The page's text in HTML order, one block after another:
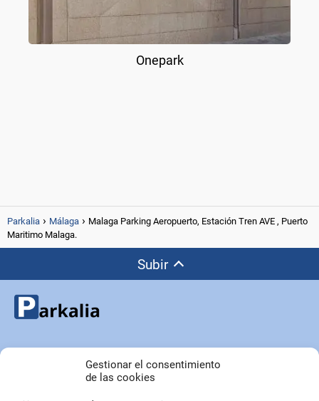
Gestionar el consentimiento
de las cookies
Onepark
Parkalia Málaga
Malaga Parking Aeropuerto, Estación Tren AVE , Puerto
Maritimo Malaga.
Subir
Copyright © Parkalia.es